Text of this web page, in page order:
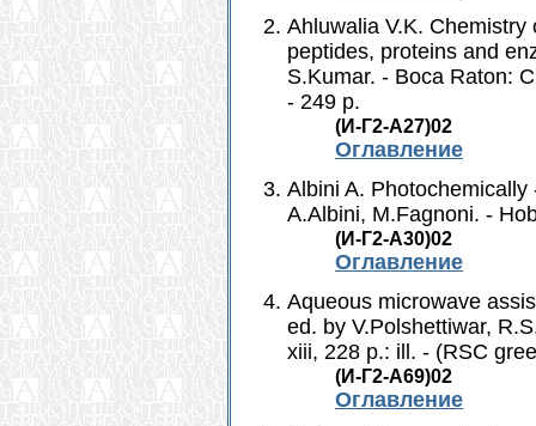
Ahluwalia V.K.
peptides, proteins and
S.Kumar. - Boca Raton:
- 249 p.
(И-Г2-A27)02
Оглавление
Albini A.
A.Albini, M.Fagnoni. -
(И-Г2-A30)02
Оглавление
Aqueous microwave
ed. by V.Polshettiwar,
xiii, 228 p.: ill. - (RSC
(И-Г2-A69)02
Оглавление